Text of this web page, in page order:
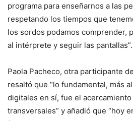
programa para enseñarnos a las
respetando los tiempos que
los sordos podamos comprender,
al intérprete y seguir las pantallas”.
Paola Pacheco, otra participante
resaltó que “lo fundamental, más
digitales en sí, fue el
transversales” y añadió que “hoy